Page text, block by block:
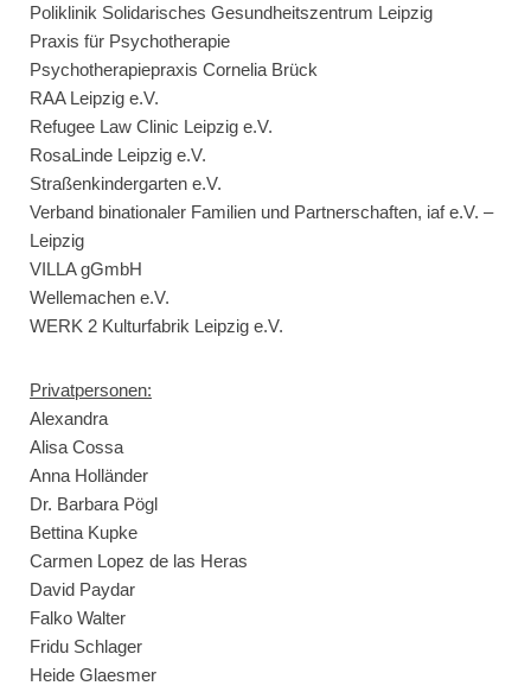
Poliklinik Solidarisches Gesundheitszentrum Leipzig
Praxis für Psychotherapie
Psychotherapiepraxis Cornelia Brück
RAA Leipzig e.V.
Refugee Law Clinic Leipzig e.V.
RosaLinde Leipzig e.V.
Straßenkindergarten e.V.
Verband binationaler Familien und Partnerschaften, iaf e.V. –
Leipzig
VILLA gGmbH
Wellemachen e.V.
WERK 2 Kulturfabrik Leipzig e.V.
Privatpersonen:
Alexandra
Alisa Cossa
Anna Holländer
Dr. Barbara Pögl
Bettina Kupke
Carmen Lopez de las Heras
David Paydar
Falko Walter
Fridu Schlager
Heide Glaesmer